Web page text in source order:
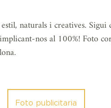
naturals i creatives.
nos al 100%! Foto
Foto publicitaria